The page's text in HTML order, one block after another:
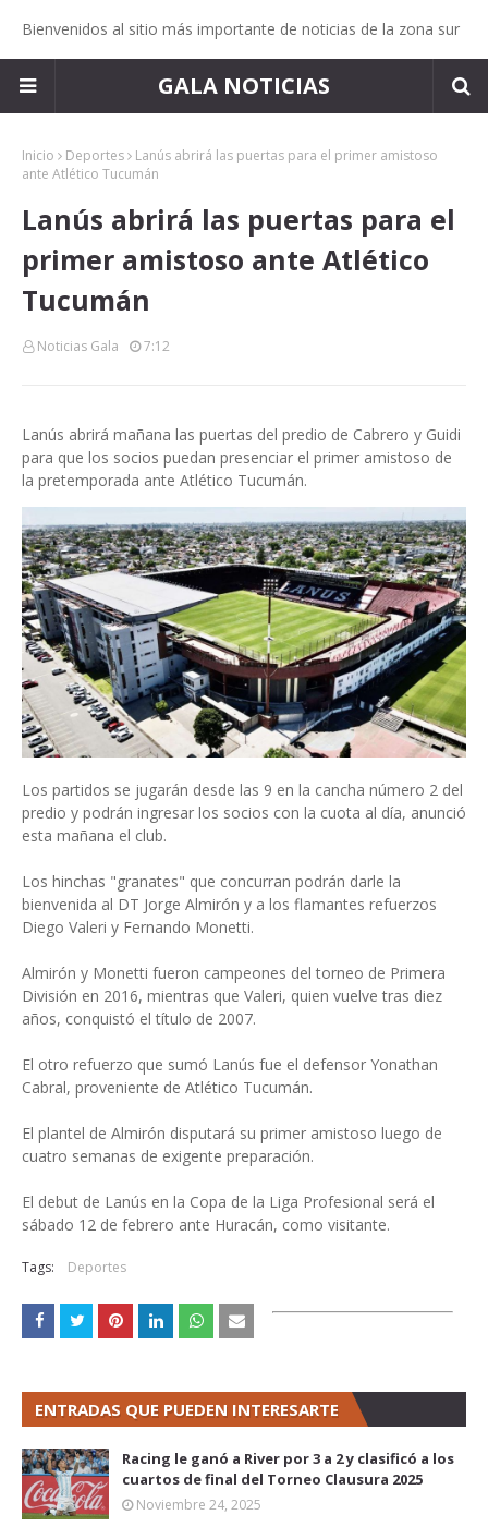
Bienvenidos al sitio más importante de noticias de la zona sur
GALA NOTICIAS
Inicio Deportes
Lanús abrirá las puertas para el primer amistoso
ante Atlético Tucumán
Lanús abrirá las puertas para el
primer amistoso ante Atlético
Tucumán
Noticias Gala 7:12
Lanús abrirá mañana las puertas del predio de Cabrero y Guidi
para que los socios puedan presenciar el primer amistoso de
la pretemporada ante Atlético Tucumán.
Los partidos se jugarán desde las 9 en la cancha número 2 del
predio y podrán ingresar los socios con la cuota al día, anunció
esta mañana el club.
Los hinchas "granates" que concurran podrán darle la
bienvenida al DT Jorge Almirón y a los flamantes refuerzos
Diego Valeri y Fernando Monetti.
Almirón y Monetti fueron campeones del torneo de Primera
División en 2016, mientras que Valeri, quien vuelve tras diez
años, conquistó el título de 2007.
El otro refuerzo que sumó Lanús fue el defensor Yonathan
Cabral, proveniente de Atlético Tucumán.
El plantel de Almirón disputará su primer amistoso luego de
cuatro semanas de exigente preparación.
El debut de Lanús en la Copa de la Liga Profesional será el
sábado 12 de febrero ante Huracán, como visitante.
Tags: Deportes
ENTRADAS QUE PUEDEN INTERESARTE
Racing le ganó a River por 3 a 2 y clasificó a los
cuartos de final del Torneo Clausura 2025
Noviembre 24, 2025